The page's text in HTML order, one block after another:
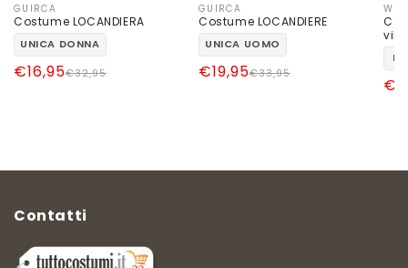
Produttore:
GUIRCA
Costume LOCANDIERA
UNICA DONNA
Prezzo€32,95
Prezzo
€16,95
Produttore:
GUIRCA
Costume LOCANDIERE
UNICA UOMO
Prezzo€33,95
Prezzo
€19,95
L
Contatti